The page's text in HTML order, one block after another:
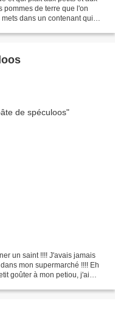
pommes de terre que l'on
dans un contenant qui
un saint !!!! J'avais jamais
mon supermarché !!!! Eh
goûter à mon petiou, j'ai